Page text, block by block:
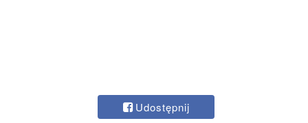
Udostępnij